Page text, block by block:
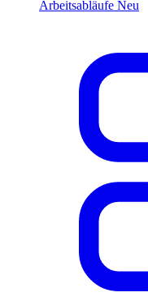
Arbeitsabläufe Neu